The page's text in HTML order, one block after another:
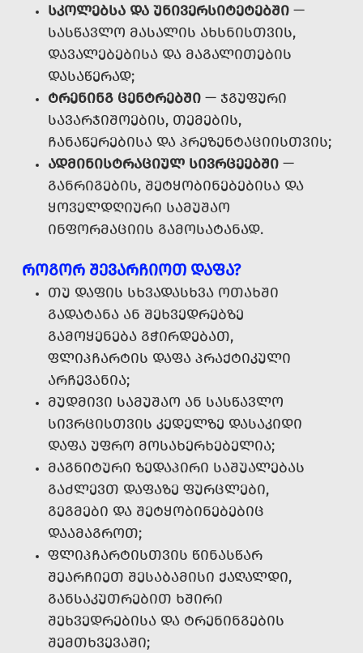
ᲡᲙᲝᲚᲔᲑᲡᲐ ᲓᲐ ᲣᲜᲘᲕᲔᲠᲡᲘᲢᲔᲢᲔᲑᲨᲘ —
ᲡᲐᲡᲬᲐᲕᲚᲝ ᲛᲐᲡᲐᲚᲘᲡ ᲐᲮᲡᲜᲘᲡᲗᲕᲘᲡ,
ᲓᲐᲕᲐᲚᲔᲑᲔᲑᲘᲡᲐ ᲓᲐ ᲛᲐᲒᲐᲚᲘᲗᲔᲑᲘᲡ
ᲓᲐᲡᲐᲬᲔᲠᲐᲓ;
ᲢᲠᲔᲜᲘᲜᲒ ᲪᲔᲜᲢᲠᲔᲑᲨᲘ — ᲯᲒᲣᲤᲣᲠᲘ
ᲡᲐᲕᲐᲠᲯᲘᲨᲝᲔᲑᲘᲡ, ᲗᲔᲛᲔᲑᲘᲡ,
ᲩᲐᲜᲐᲬᲔᲠᲔᲑᲘᲡᲐ ᲓᲐ ᲞᲠᲔᲖᲔᲜᲢᲐᲪᲘᲘᲡᲗᲕᲘᲡ;
ᲐᲓᲛᲘᲜᲘᲡᲢᲠᲐᲪᲘᲣᲚ ᲡᲘᲕᲠᲪᲔᲔᲑᲨᲘ —
ᲒᲐᲜᲠᲘᲒᲔᲑᲘᲡ, ᲨᲔᲢᲧᲝᲑᲘᲜᲔᲑᲔᲑᲘᲡᲐ ᲓᲐ
ᲧᲝᲕᲔᲚᲓᲦᲘᲣᲠᲘ ᲡᲐᲛᲣᲨᲐᲝ
ᲘᲜᲤᲝᲠᲛᲐᲪᲘᲘᲡ ᲒᲐᲛᲝᲡᲐᲢᲐᲜᲐᲓ.
ᲠᲝᲒᲝᲠ ᲨᲔᲕᲐᲠᲩᲘᲝᲗ ᲓᲐᲤᲐ?
ᲗᲣ ᲓᲐᲤᲘᲡ ᲡᲮᲕᲐᲓᲐᲡᲮᲕᲐ ᲝᲗᲐᲮᲨᲘ
ᲒᲐᲓᲐᲢᲐᲜᲐ ᲐᲜ ᲨᲔᲮᲕᲔᲓᲠᲔᲑᲖᲔ
ᲒᲐᲛᲝᲧᲔᲜᲔᲑᲐ ᲒᲭᲘᲠᲓᲔᲑᲐᲗ,
ᲤᲚᲘᲞᲩᲐᲠᲢᲘᲡ ᲓᲐᲤᲐ ᲞᲠᲐᲥᲢᲘᲙᲣᲚᲘ
ᲐᲠᲩᲔᲕᲐᲜᲘᲐ;
ᲛᲣᲓᲛᲘᲕᲘ ᲡᲐᲛᲣᲨᲐᲝ ᲐᲜ ᲡᲐᲡᲬᲐᲕᲚᲝ
ᲡᲘᲕᲠᲪᲘᲡᲗᲕᲘᲡ ᲙᲔᲓᲔᲚᲖᲔ ᲓᲐᲡᲐᲙᲘᲓᲘ
ᲓᲐᲤᲐ ᲣᲤᲠᲝ ᲛᲝᲡᲐᲮᲔᲠᲮᲔᲑᲔᲚᲘᲐ;
ᲛᲐᲒᲜᲘᲢᲣᲠᲘ ᲖᲔᲓᲐᲞᲘᲠᲘ ᲡᲐᲨᲣᲐᲚᲔᲑᲐᲡ
ᲒᲐᲫᲚᲔᲕᲗ ᲓᲐᲤᲐᲖᲔ ᲤᲣᲠᲪᲚᲔᲑᲘ,
ᲒᲔᲒᲛᲔᲑᲘ ᲓᲐ ᲨᲔᲢᲧᲝᲑᲘᲜᲔᲑᲔᲑᲘᲪ
ᲓᲐᲐᲛᲐᲒᲠᲝᲗ;
ᲤᲚᲘᲞᲩᲐᲠᲢᲘᲡᲗᲕᲘᲡ ᲬᲘᲜᲐᲡᲬᲐᲠ
ᲨᲔᲐᲠᲩᲘᲔᲗ ᲨᲔᲡᲐᲑᲐᲛᲘᲡᲘ ᲥᲐᲦᲐᲚᲓᲘ,
ᲒᲐᲜᲡᲐᲙᲣᲗᲠᲔᲑᲘᲗ ᲮᲨᲘᲠᲘ
ᲨᲔᲮᲕᲔᲓᲠᲔᲑᲘᲡᲐ ᲓᲐ ᲢᲠᲔᲜᲘᲜᲒᲔᲑᲘᲡ
ᲨᲔᲛᲗᲮᲕᲔᲕᲐᲨᲘ;